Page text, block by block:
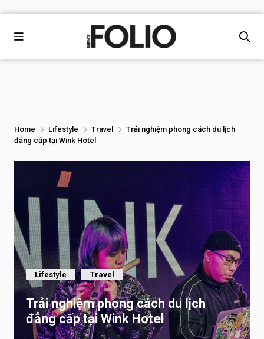
Home Lifestyle Travel
Trải nghiệm phong cách du lịch
đẳng cấp tại Wink Hotel
Lifestyle Travel
Trải nghiệm phong cách du lịch
đẳng cấp tại Wink Hotel